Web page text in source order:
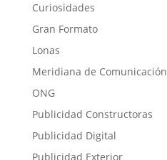
Curiosidades
Gran Formato
Lonas
Meridiana de Comunicación
ONG
Publicidad Constructoras
Publicidad Digital
Publicidad Exterior